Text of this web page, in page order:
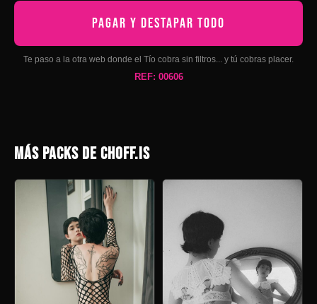
PAGAR Y DESTAPAR TODO
Te paso a la otra web donde el Tío cobra sin filtros... y tú cobras placer.
REF: 00606
MÁS PACKS DE CHOFF.IS